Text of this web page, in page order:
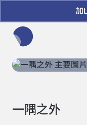
加
一隅之外